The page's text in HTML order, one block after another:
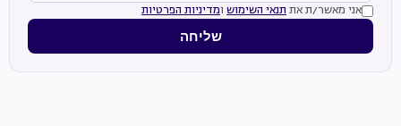
אני מאשר/ת את תנאי השימוש ומדיניות הפרטיות
שליחה